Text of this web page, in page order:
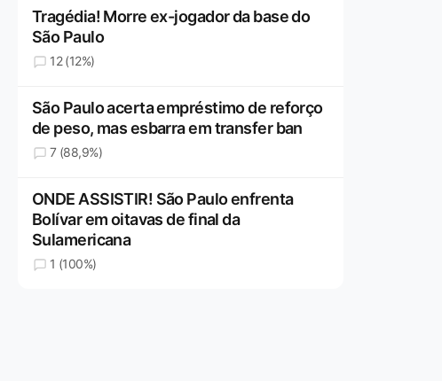
Tragédia! Morre ex-jogador da base do
São Paulo
12 (12%)
São Paulo acerta empréstimo de reforço
de peso, mas esbarra em transfer ban
7 (88,9%)
ONDE ASSISTIR! São Paulo enfrenta
Bolívar em oitavas de final da
Sulamericana
1 (100%)